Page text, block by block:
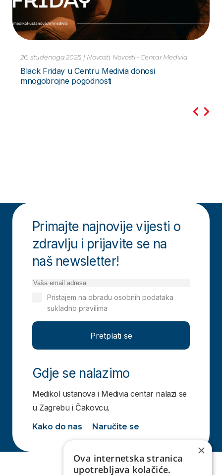
10. studenoga 2023. | Novosti
Pretraga PCR Metodom – za Hripavac –
Bordetella Pertussis Novo
Primajte najnovije vijesti o
zdravlju i prijavite se na
naš newsletter!
Pretplati se
Pristajem na obradu osobnih podataka
sukladno pravilima
Gdje se nalazimo
Medikol ustanova i Medivia centar nalazi se
u Zagrebu i Čakovcu.
Kako do nas Naručite se
×
Ova internetska stranica
upotrebljava kolačiće.